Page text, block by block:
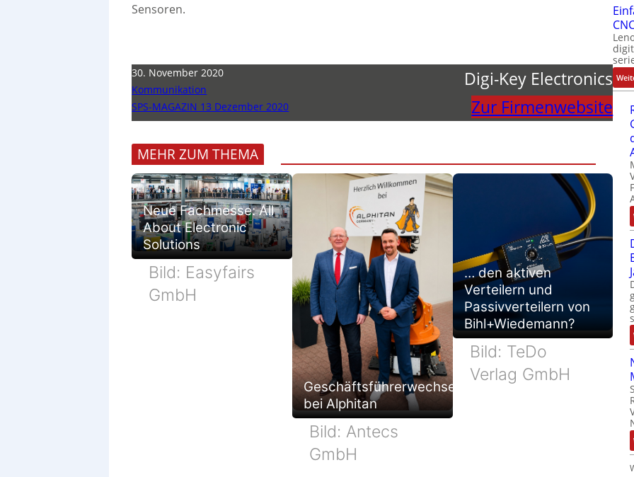
Sensoren.
30. November 2020
Kommunikation
SPS-MAGAZIN 13 Dezember 2020
Digi-Key Electronics
Zur Firmenwebsite
MEHR ZUM THEMA
Neue Fachmesse: All
About Electronic
Solutions
Bild: Easyfairs
GmbH
Geschäftsführerwechsel
bei Alphitan
Bild: Antecs
GmbH
… den aktiven
Verteilern und
Passivverteilern von
Bihl+Wiedemann?
Bild: TeDo
Verlag GmbH